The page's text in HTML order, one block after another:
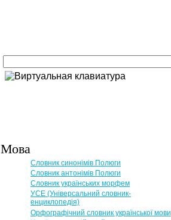
Мова
Словник синонімів Полюги
Словник антонімів Полюги
Словник українських морфем
УСЕ (Універсальний словник-
енциклопедія)
Орфографічний словник української мови